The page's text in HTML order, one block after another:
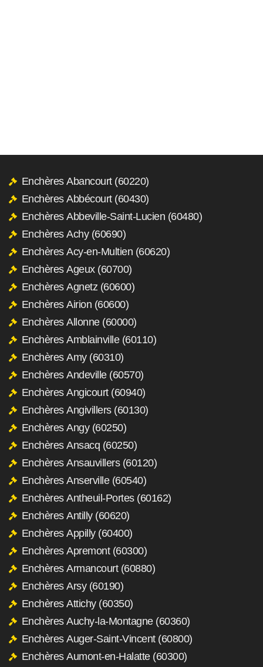
Enchères Abancourt (60220)
Enchères Abbécourt (60430)
Enchères Abbeville-Saint-Lucien (60480)
Enchères Achy (60690)
Enchères Acy-en-Multien (60620)
Enchères Ageux (60700)
Enchères Agnetz (60600)
Enchères Airion (60600)
Enchères Allonne (60000)
Enchères Amblainville (60110)
Enchères Amy (60310)
Enchères Andeville (60570)
Enchères Angicourt (60940)
Enchères Angivillers (60130)
Enchères Angy (60250)
Enchères Ansacq (60250)
Enchères Ansauvillers (60120)
Enchères Anserville (60540)
Enchères Antheuil-Portes (60162)
Enchères Antilly (60620)
Enchères Appilly (60400)
Enchères Apremont (60300)
Enchères Armancourt (60880)
Enchères Arsy (60190)
Enchères Attichy (60350)
Enchères Auchy-la-Montagne (60360)
Enchères Auger-Saint-Vincent (60800)
Enchères Aumont-en-Halatte (60300)